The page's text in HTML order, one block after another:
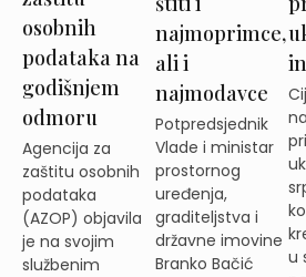
osobnih
podataka na
godišnjem
odmoru
Agencija za
zaštitu osobnih
podataka
(AZOP) objavila
je na svojim
službenim
najmoprimce,
ali i
najmodavce
Potpredsjednik
Vlade i ministar
prostornog
uređenja,
graditeljstva i
državne imovine
Branko Bačić
u